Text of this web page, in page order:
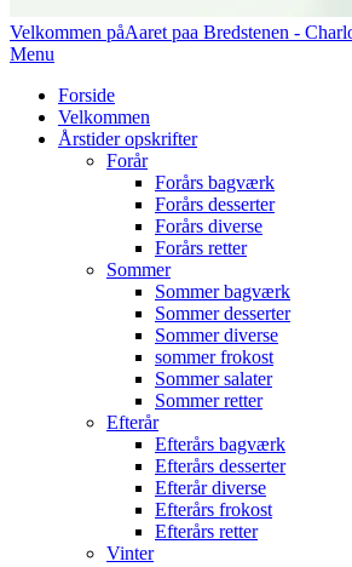
Velkommen påAaret paa Bredstenen -
Primary
Menu
Menu
Forside
Velkommen
Årstider opskrifter
Forår
Forårs bagværk
Forårs desserter
Forårs diverse
Forårs retter
Sommer
Sommer bagværk
Sommer desserter
Sommer diverse
sommer frokost
Sommer salater
Sommer retter
Efterår
Efterårs bagværk
Efterårs desserter
Efterår diverse
Efterårs frokost
Efterårs retter
Vinter